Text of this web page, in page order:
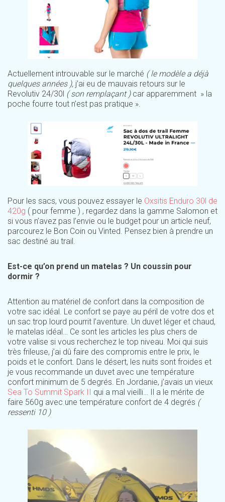
Actuellement introuvable sur le marché ( le modèle a déjà
quelques années ), j’ai eu de mauvais retours sur le
Revolutiv 24/30l ( son remplaçant ) car apparemment » la
poche fourre tout n’est pas pratique ».
Pour les sacs, vous pouvez essayer le Oxsitis Enduro 30l de
420g ( pour femme ) , regardez dans la gamme Salomon et
si vous n’avez pas l’envie ou le budget pour un article neuf,
parcourez le Bon Coin ou Vinted. Pensez bien à prendre un
sac destiné au trail.
Est-ce qu’on prend un matelas ? Un coussin pour
dormir ?
Attention au matériel de confort dans la composition de
votre sac idéal. Le confort se paye au péril de votre dos et
un sac trop lourd pourrit l’aventure. Un duvet léger et chaud,
le matelas idéal… Ce sont les articles les plus chers de
votre valise si vous recherchez le top niveau. Moi qui suis
très frileuse, j’ai dû faire des compromis entre le prix, le
poids et le confort. Dans le désert, les nuits sont froides et
je vous recommande un duvet avec une température
confort minimum de 5 degrés. En Jordanie, j’avais un vieux
Sea To Summit Spark II
qui a mal vieilli… Il a le mérite de
faire 560g avec une température confort de 4 degrés (
ressenti 10 )